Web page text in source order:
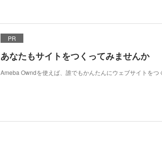
PR
あなたもサイトをつくってみませんか
Ameba Owndを使えば、誰でもかんたんにウェブサイトをつ